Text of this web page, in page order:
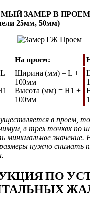
ЗАМЕР В
25мм, 50мм)
На проем:
Ширина (мм) = L +
100мм
Высота (мм) = Н1 +
100мм
в проем,
в трех точках по
минимальное значение.
нужно снимать
ПО